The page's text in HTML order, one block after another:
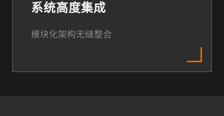
系统高度集成
模块化架构无缝整合